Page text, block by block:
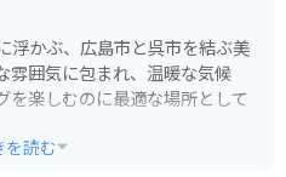
浮かぶ、広島市と呉市を結ぶ美
雰囲気に包まれ、温暖な気候
を楽しむのに最適な場所として
を読む